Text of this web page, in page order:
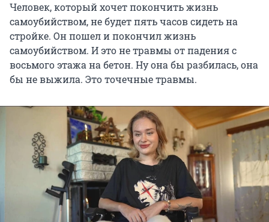
Человек, который хочет покончить жизнь
самоубийством, не будет пять часов сидеть на
стройке. Он пошел и покончил жизнь
самоубийством. И это не травмы от падения с
восьмого этажа на бетон. Ну она бы разбилась, она
бы не выжила. Это точечные травмы.